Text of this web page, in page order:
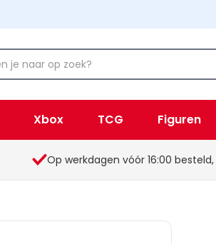
Xbox TCG Figuren
Op werkdagen vóór 16:00 besteld,